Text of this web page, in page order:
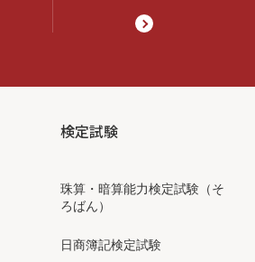
検定試験
珠算・暗算能力検定試験（そ
ろばん）
日商簿記検定試験